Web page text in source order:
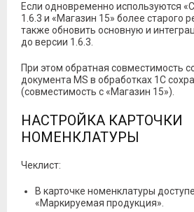
Если одновременно используются
1.6.3 и «Магазин 15» более старого
также обновить основную и
до версии 1.6.3.
При этом обратная совместимость
документа MS в обработках 1С
(совместимость с «Магазин 15»).
НАСТРОЙКА КАРТОЧКИ
НОМЕНКЛАТУРЫ
Чеклист:
В карточке номенклатуры
«Маркируемая продукция».